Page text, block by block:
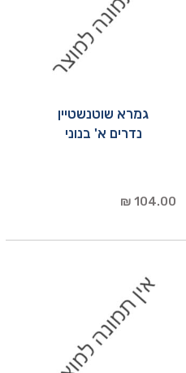
גמרא שוטנשטיין
נדרים א' בנוני
104.00 ₪